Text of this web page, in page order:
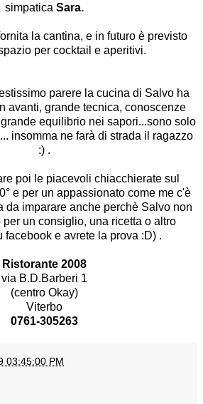
simpatica Sara.
la cantina, e in futuro è previsto
per cocktail e aperitivi.
parere la cucina di Salvo ha
avanti, grande tecnica, conoscenze
equilibrio nei sapori...sono solo
insomma ne farà di strada il ragazzo
:) .
poi le piacevoli chiacchierate sul
e per un appassionato come me c'è
da imparare anche perchè Salvo non
un consiglio, una ricetta o altro
facebook e avrete la prova :D) .
Ristorante 2008
via B.D.Barberi 1
(centro Okay)
Viterbo
0761-305263
03:45:00 PM